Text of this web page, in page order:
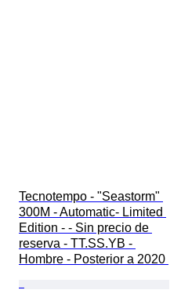
Tecnotempo - "Seastorm"
300M - Automatic- Limited
Edition - - Sin precio de
reserva - TT.SS.YB -
Hombre - Posterior a 2020